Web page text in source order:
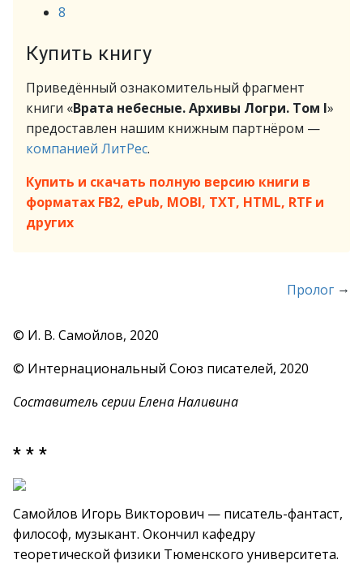
8
Купить книгу
Приведённый ознакомительный фрагмент
книги «Врата небесные. Архивы Логри. Том I»
предоставлен нашим книжным партнёром —
компанией ЛитРес.
Купить и скачать полную версию книги в
форматах FB2, ePub, MOBI, TXT, HTML, RTF и
других
Пролог →
© И. В. Самойлов, 2020
© Интернациональный Союз писателей, 2020
Составитель серии Елена Наливина
* * *
Самойлов Игорь Викторович — писатель-фантаст,
философ, музыкант. Окончил кафедру
теоретической физики Тюменского университета.